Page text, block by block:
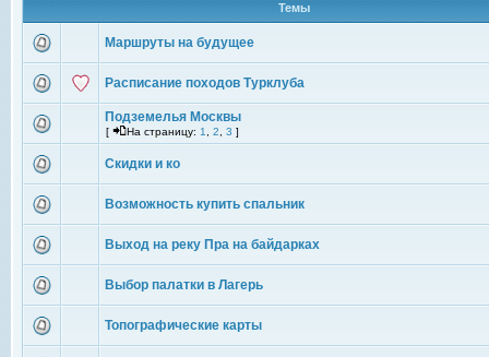
Темы
Маршруты на будущее
Расписание походов Турклуба
Подземелья Москвы
[ На страницу: 1 2 3 ]
Скидки и ко
Возможность купить спальник
Выход на реку Пра на байдарках
Выбор палатки в Лагерь
Топографические карты